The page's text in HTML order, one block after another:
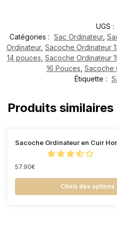
UGS :
Catégories : Sac Ordinateur,
Ordinateur, Sacoche Ordinateur
14 pouces Sacoche Ordinateur
16 Pouces Sacoche
Étiquette :
Produits similaires
Sacoche Ordinateur en Cuir
57.90€
Choix des options